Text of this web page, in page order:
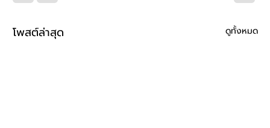
โพสต์ล่าสุด ดูทั้งหมด